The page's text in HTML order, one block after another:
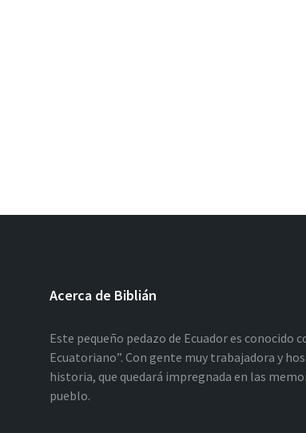
Acerca de Biblián
Este pequeño pedazo de Ecuador es conocido
Ecuatoriano”. Con gente muy trabajadora y
historia, que quedará impregnada en las
pueblo.